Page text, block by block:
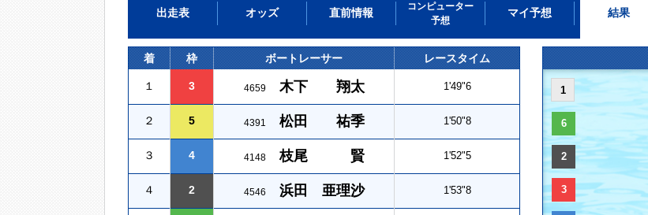
出走表 オッズ 直前情報
コンピューター
予想
マイ予想 結果
着 枠 ボートレーサー レースタイム
１ 3 4659 木下 翔太 1'49"6
２ 5 4391 松田 祐季 1'50"8
３ 4 4148 枝尾 賢 1'52"5
４ 2 4546 浜田 亜理沙 1'53"8
1
6
2
3